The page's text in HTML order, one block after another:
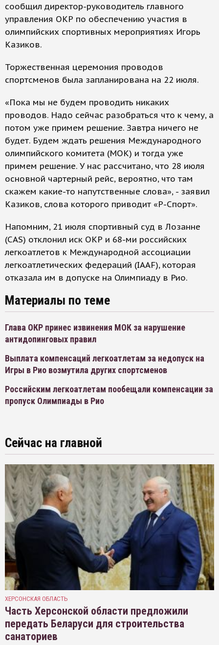
сообщил директор-руководитель главного
управления ОКР по обеспечению участия в
олимпийских спортивных мероприятиях Игорь
Казиков.
Торжественная церемония проводов
спортсменов была запланирована на 22 июля.
«Пока мы не будем проводить никаких
проводов. Надо сейчас разобраться что к чему, а
потом уже примем решение. Завтра ничего не
будет. Будем ждать решения Международного
олимпийского комитета (МОК) и тогда уже
примем решение. У нас рассчитано, что 28 июля
основной чартерный рейс, вероятно, что там
скажем какие-то напутственные слова», - заявил
Казиков, слова которого приводит «Р-Спорт».
Напомним, 21 июля спортивный суд в Лозанне
(CAS) отклонил иск ОКР и 68-ми российских
легкоатлетов к Международной ассоциации
легкоатлетических федераций (IAAF), которая
отказала им в допуске на Олимпиаду в Рио.
Материалы по теме
Глава ОКР принес извинения МОК за нарушение
антидопинговых правил
Выплата компенсаций легкоатлетам за недопуск на
Игры в Рио возмутила других спортсменов
Российским легкоатлетам пообещали компенсации за
пропуск Олимпиады в Рио
Сейчас на главной
ХЕРСОНСКАЯ ОБЛАСТЬ
Часть Херсонской области предложили
передать Беларуси для строительства
санаториев